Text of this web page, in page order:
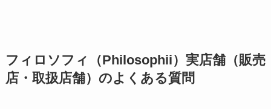
フィロソフィ（Philosophii）実店舗（販売
店・取扱店舗）のよくある質問